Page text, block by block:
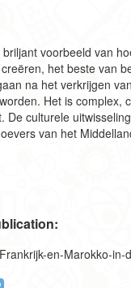
voorbeeld van
het beste van
na het verkrijgen
Het is
De culturele
van het
en-Marokko-